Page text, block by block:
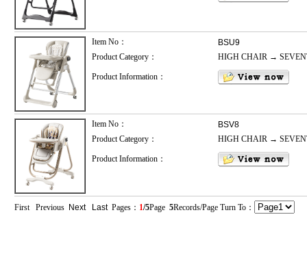
Item No：
BSU9
Product Category：
HIGH CHAIR →
Product Information：
Item No：
BSV8
Product Category：
HIGH CHAIR →
Product Information：
First Previous Next LastPages： 1/5Page 5Records/Page Turn To：